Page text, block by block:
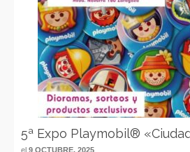
5ª Expo Playmobil®
el 9 OCTUBRE, 2025